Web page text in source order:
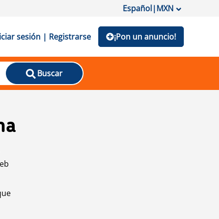
Español|MXN
sesión | Registrarse ¡Pon un anuncio!
Buscar